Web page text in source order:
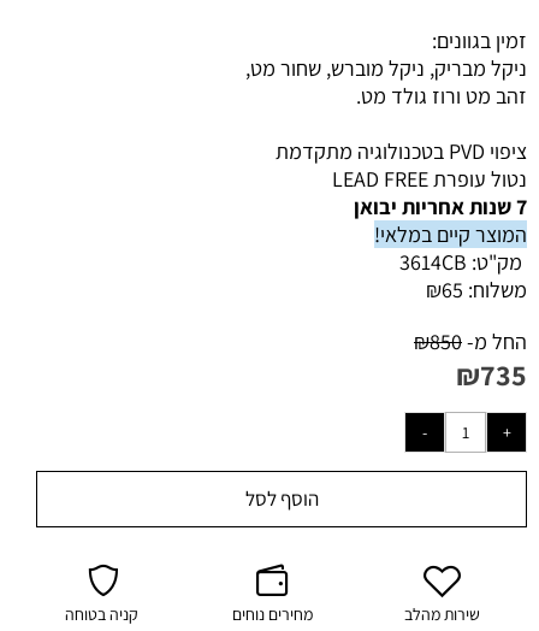
זמין בגוונים:
ניקל מבריק, ניקל מוברש, שחור מט,
זהב מט ורוז גולד מט.
ציפוי PVD בטכנולוגיה מתקדמת
נטול עופרת LEAD FREE
7 שנות אחריות יבואן
המוצר קיים במלאי!
מק"ט: 3614CB
משלוח:
₪65
החל מ-
₪850
₪735
הוסף לסל
שירות מהלב מחירים נוחים קניה בטוחה